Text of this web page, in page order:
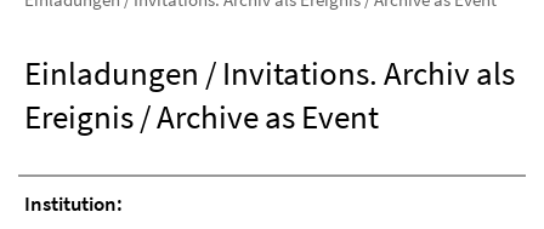
Einladungen / Invitations. Archiv als
Ereignis / Archive as Event
Institution: